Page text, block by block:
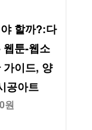
할까?:다
웹툰-웹소
이드, 양
공아트
원